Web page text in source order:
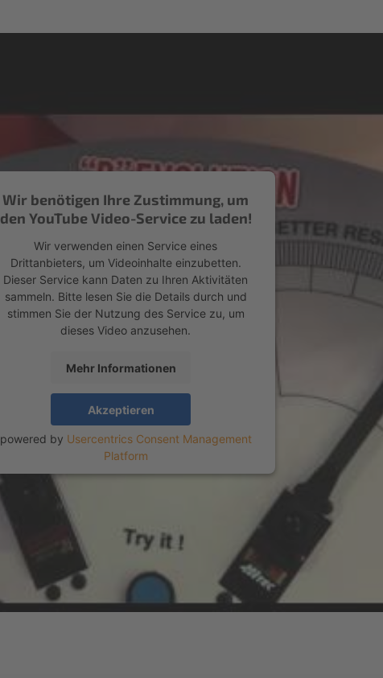
Wir benötigen Ihre Zustimmung, um
den YouTube Video-Service zu laden!
Wir verwenden einen Service eines
Drittanbieters, um Videoinhalte einzubetten.
Dieser Service kann Daten zu Ihren Aktivitäten
sammeln. Bitte lesen Sie die Details durch und
stimmen Sie der Nutzung des Service zu, um
dieses Video anzusehen.
Mehr Informationen
Akzeptieren
powered by Usercentrics Consent Management
Platform